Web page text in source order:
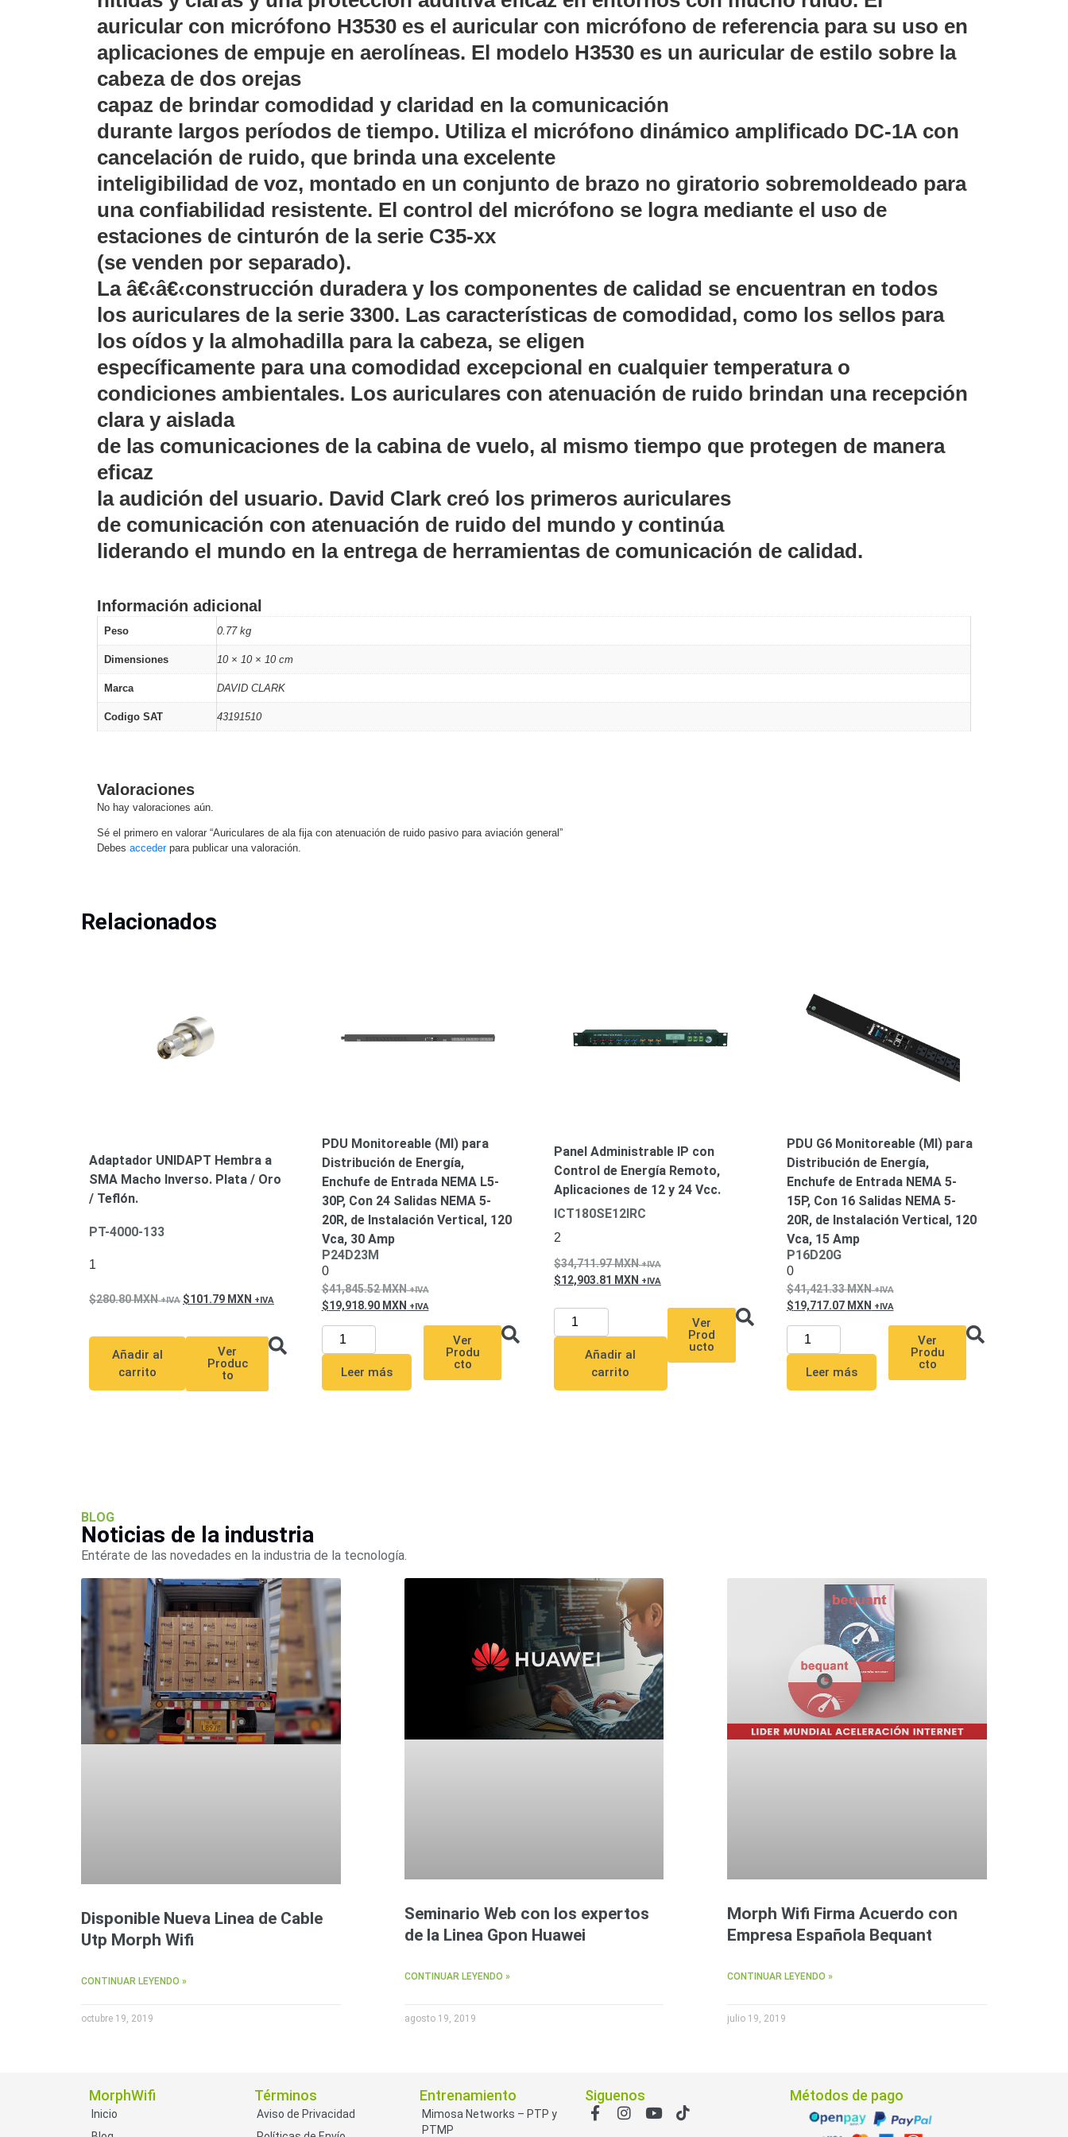
Software VMS y Analíticas
EPCOM CloudHIKVISIONHoneywellWisenet WaveXMR CEIBAII / KAPOK
Videograbadoras Móviles, Dash Cams y Body Cams
AccesoriosBody Cams (Portátiles)Cámaras Móviles Dash Cams
Videoporteros e Interfonos
Accesorios
Intercomunicadores Videoporteros Analógicos Videoporteros IP
auricular con micrófono H3530 es el auricular con micrófono de referencia para su uso en
aplicaciones de empuje en aerolíneas. El modelo H3530 es un auricular de estilo sobre la
cabeza de dos orejas
capaz de brindar comodidad y claridad en la comunicación
durante largos períodos de tiempo. Utiliza el micrófono dinámico amplificado DC-1A con
cancelación de ruido, que brinda una excelente
inteligibilidad de voz, montado en un conjunto de brazo no giratorio sobremoldeado para
una confiabilidad resistente. El control del micrófono se logra mediante el uso de
estaciones de cinturón de la serie C35-xx
(se venden por separado).
La â€‹â€‹construcción duradera y los componentes de calidad se encuentran en todos
los auriculares de la serie 3300. Las características de comodidad, como los sellos para
los oídos y la almohadilla para la cabeza, se eligen
específicamente para una comodidad excepcional en cualquier temperatura o
condiciones ambientales. Los auriculares con atenuación de ruido brindan una recepción
clara y aislada
de las comunicaciones de la cabina de vuelo, al mismo tiempo que protegen de manera
eficaz
la audición del usuario. David Clark creó los primeros auriculares
de comunicación con atenuación de ruido del mundo y continúa
liderando el mundo en la entrega de herramientas de comunicación de calidad.
Información adicional
Peso 0.77 kg
Dimensiones 10 × 10 × 10 cm
Marca DAVID CLARK
Codigo SAT 43191510
Valoraciones
No hay valoraciones aún.
Sé el primero en valorar “Auriculares de ala fija con atenuación de ruido pasivo para aviación general”
Debes accederpara publicar una valoración.
Relacionados
Adaptador UNIDAPT Hembra a
SMA Macho Inverso. Plata / Oro
/ Teflón.
PT-4000-133
1
280.80MXN 101.79 MXN
Añadir al
carrito
Ver
Produc
to
PDU Monitoreable (MI) para
Distribución de Energía,
Enchufe de Entrada NEMA L5-
30P, Con 24 Salidas NEMA 5-
20R, de Instalación Vertical, 120
Vca, 30 Amp
P24D23M
0
41,845.52MXN
19,918.90 MXN
Leer más
Ver
Produ
cto
Panel Administrable IP con
Control de Energía Remoto,
Aplicaciones de 12 y 24 Vcc.
ICT180SE12IRC
2
34,711.97MXN
12,903.81 MXN
Añadir al
carrito
Ver
Prod
ucto
PDU G6 Monitoreable (MI) para
Distribución de Energía,
Enchufe de Entrada NEMA 5-
15P, Con 16 Salidas NEMA 5-
20R, de Instalación Vertical, 120
Vca, 15 Amp
P16D20G
0
41,421.33MXN
19,717.07 MXN
Leer más
Ver
Produ
cto
BLOG
Noticias de la industria
Entérate de las novedades en la industria de la tecnología.
Disponible Nueva Linea de Cable
Utp Morph Wifi
CONTINUAR LEYENDO »
octubre 19, 2019
Seminario Web con los expertos
de la Linea Gpon Huawei
CONTINUAR LEYENDO »
agosto 19, 2019
Morph Wifi Firma Acuerdo con
Empresa Española Bequant
CONTINUAR LEYENDO »
julio 19, 2019
MorphWifi
Inicio
Términos
Aviso de Privacidad
Entrenamiento
Mimosa Networks – PTP y
PTMP
Siguenos Métodos de pago